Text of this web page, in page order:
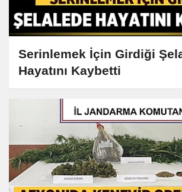
Serinlemek İçin Girdiği
Hayatını Kaybetti